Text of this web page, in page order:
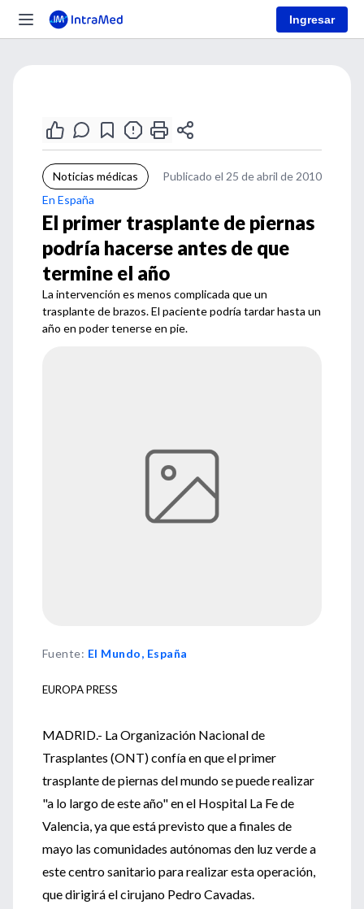
Ingresar
Noticias médicas
Publicado el 25 de abril de 2010
En España
El primer trasplante de piernas
podría hacerse antes de que
termine el año
La intervención es menos complicada que un
trasplante de brazos. El paciente podría tardar hasta un
año en poder tenerse en pie.
Fuente: El Mundo, España
EUROPA PRESS
MADRID.- La Organización Nacional de
Trasplantes (ONT) confía en que el primer
trasplante de piernas del mundo se puede realizar
"a lo largo de este año" en el Hospital La Fe de
Valencia, ya que está previsto que a finales de
mayo las comunidades autónomas den luz verde a
este centro sanitario para realizar esta operación,
que dirigirá el cirujano Pedro Cavadas.